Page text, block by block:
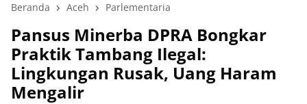
Beranda Aceh Parlementaria
Pansus Minerba DPRA Bongkar
Praktik Tambang Ilegal:
Lingkungan Rusak, Uang Haram
Mengalir